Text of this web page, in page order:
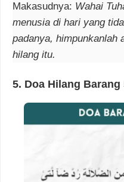
Makasudnya: Wahai
menusia di hari yang
padanya, himpunkanlah
hilang itu.
5. Doa Hilang Barang